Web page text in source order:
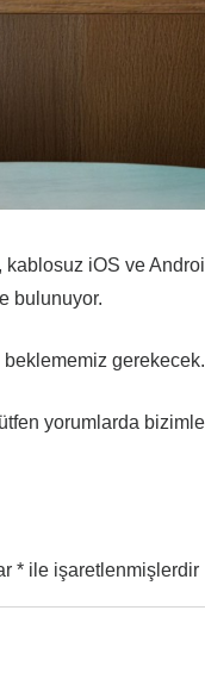
iOS ve
bulunuyor.
yorumlarda bizimle
* ile işaretlenmişlerdir